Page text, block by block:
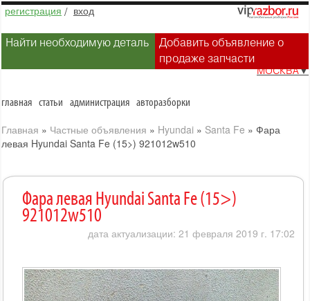
регистрация / вход
Найти необходимую деталь
Добавить объявление о
продаже запчасти
МОСКВА▼
главная статьи администрация авторазборки
Главная » Частные объявления » Hyundai » Santa Fe » Фара
левая Hyundai Santa Fe (15>) 921012w510
Фара левая Hyundai Santa Fe (15>)
921012w510
дата актуализации: 21 февраля 2019 г. 17:02